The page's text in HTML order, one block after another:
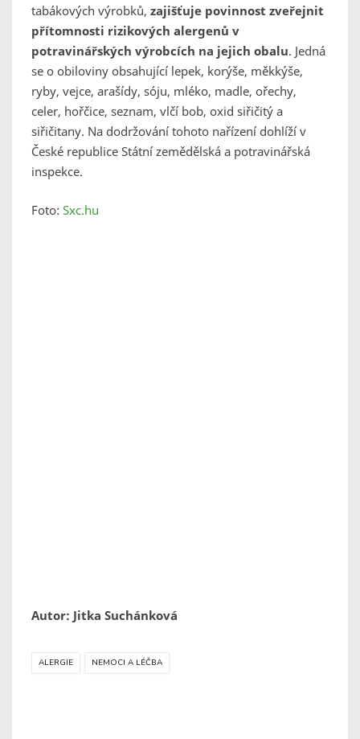
tabákových výrobků, zajišťuje povinnost zveřejnit
přítomnosti rizikových alergenů v
potravinářských výrobcích na jejich obalu. Jedná
se o obiloviny obsahující lepek, korýše, měkkýše,
ryby, vejce, arašídy, sóju, mléko, madle, ořechy,
celer, hořčice, seznam, vlčí bob, oxid siřičitý a
siřičitany. Na dodržování tohoto nařízení dohlíží v
České republice Státní zemědělská a potravinářská
inspekce.
Foto: Sxc.hu
Autor: Jitka Suchánková
ALERGIE NEMOCI A LÉČBA